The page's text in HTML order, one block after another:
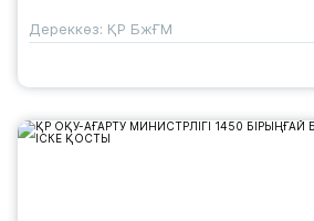
Дереккөз: ҚР БжҒМ